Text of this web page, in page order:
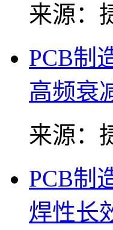
来源：
PCB制
高频衰
来源：
PCB制
焊性长